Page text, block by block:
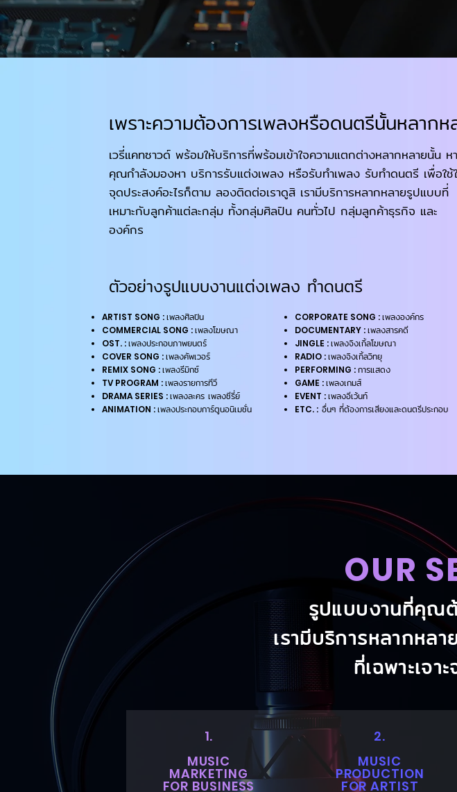
เพราะความต้องการเพลงหรือดนตรีนั้นหลากห
เวรี่แคทซาวด์ พร้อมให้บริการที่พร้อมเข้าใจความแตกต่างหลากหลายนั้น ห
คุณกำลังมองหา บริการรับแต่งเพลง หรือรับทำเพลง รับทำดนตรี เพื่อใช้
จุดประสงค์อะไรก็ตาม ลองติดต่อเราดูสิ เรามีบริการหลากหลายรูปแบบที่
เหมาะกับลูกค้าแต่ละกลุ่ม ทั้งกลุ่มศิลปิน คนทั่วไป กลุ่มลูกค้าธุรกิจ และ
องค์กร
ตัวอย่างรูปแบบงานแต่งเพลง ทำดนตรี
ARTIST SONG :เพลงศิลปิน
COMMERCIAL SONG :เพลงโฆษณา
OST. :เพลงประกอบภาพยนตร์
COVER SONG :เพลงคัพเวอร์
REMIX SONG :เพลงรีมิกซ์
TV PROGRAM :เพลงรายการทีวี
DRAMA SERIES :เพลงละคร เพลงซีรี่ย์
ANIMATION :เพลงประกอบการ์ตูนอนิเมชั่น
CORPORATE SONG :เพลงองค์กร
DOCUMENTARY :เพลงสารคดี
JINGLE :เพลงจิงเกิ้ลโฆษณา
RADIO :เพลงจิงเกิ้ลวิทยุ
PERFORMING :การแสดง
GAME :เพลงเกมส์
EVENT :เพลงอีเว้นท์
ETC. :อื่นๆ ที่ต้องการเสียงและดนตรีประกอบ
OUR
รูปแบบงานที่คุณ
เรามีบริการหลากหล
ที่เฉพาะเจ
1.
MUSIC
MARKETING
FOR BUSINESS
2.
MUSIC
PRODUCTION
FOR ARTIST